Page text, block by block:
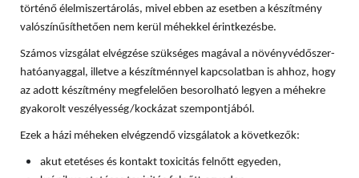
történő élelmiszertárolás, mivel ebben az esetben a készítmény
valószínűsíthetően nem kerül méhekkel érintkezésbe.
Számos vizsgálat elvégzése szükséges magával a növényvédőszer-
hatóanyaggal, illetve a készítménnyel kapcsolatban is ahhoz, hogy
az adott készítmény megfelelően besorolható legyen a méhekre
gyakorolt veszélyesség/kockázat szempontjából.
Ezek a házi méheken elvégzendő vizsgálatok a következők:
akut etetéses és kontakt toxicitás felnőtt egyeden,